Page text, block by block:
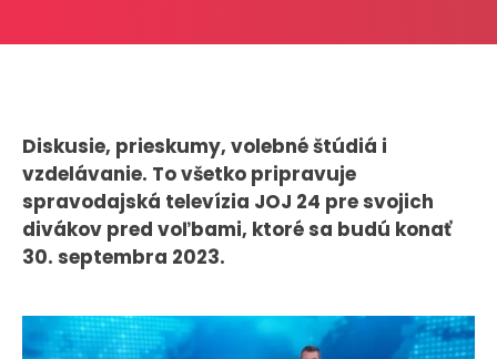
PRESS
Tlačové správy
B2B Rozhovory
VEREJNÉ VYSIELANIE MS 2026
Diskusie, prieskumy, volebné štúdiá i
vzdelávanie. To všetko pripravuje
spravodajská televízia JOJ 24 pre svojich
divákov pred voľbami, ktoré sa budú konať
30. septembra 2023.